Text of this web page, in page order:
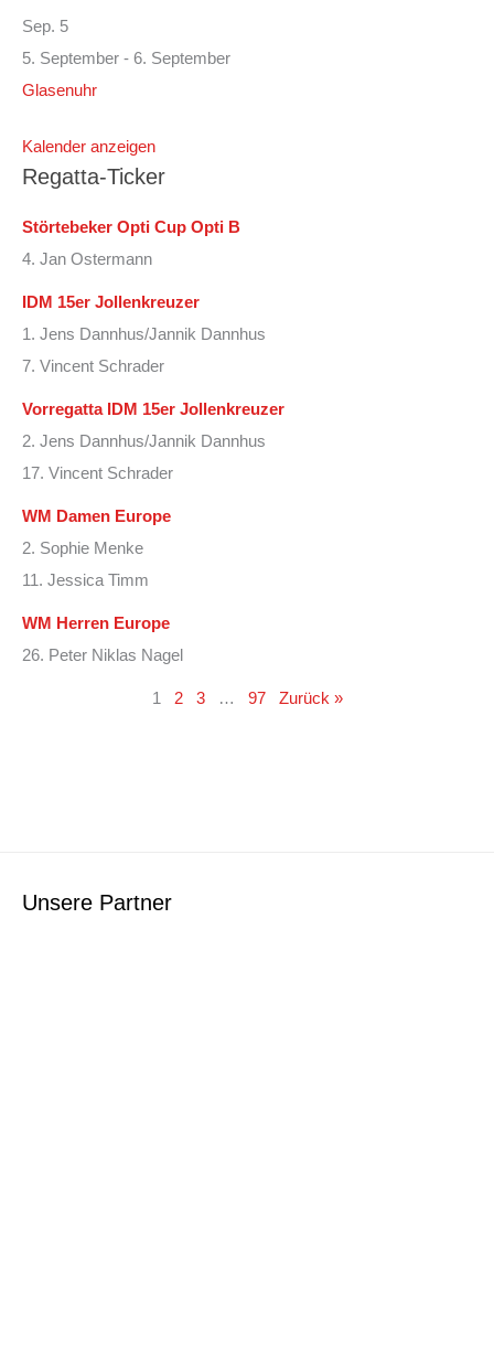
Sep. 5
5. September - 6. September
Glasenuhr
Kalender anzeigen
Regatta-Ticker
Störtebeker Opti Cup Opti B
4. Jan Ostermann
IDM 15er Jollenkreuzer
1. Jens Dannhus/Jannik Dannhus
7. Vincent Schrader
Vorregatta IDM 15er Jollenkreuzer
2. Jens Dannhus/Jannik Dannhus
17. Vincent Schrader
WM Damen Europe
2. Sophie Menke
11. Jessica Timm
WM Herren Europe
26. Peter Niklas Nagel
1 2 3 … 97 Zurück »
Unsere Partner